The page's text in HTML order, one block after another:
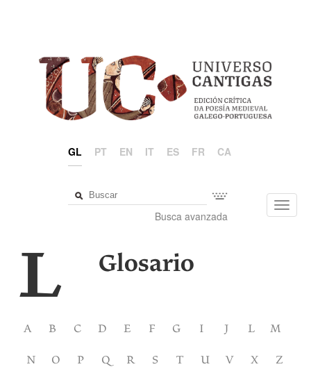
GL PT EN IT ES FR CA
Busca avanzada
L Glosario
A B C D E F G I J L M
N O P Q R S T U V X Z